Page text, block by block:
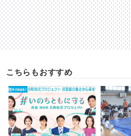
こちらもおすすめ